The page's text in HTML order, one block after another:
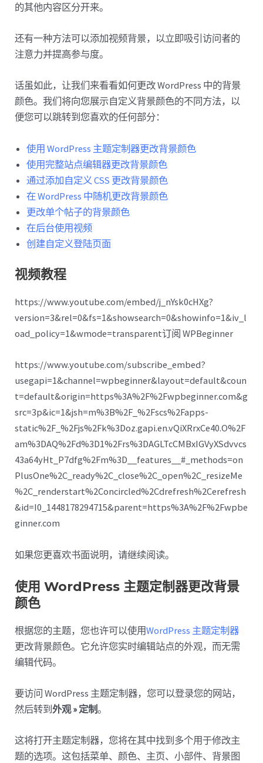
的其他内容区分开来。
还有一种方法可以添加视频背景，以立即吸引访问者的
注意力并提高参与度。
话虽如此，让我们来看看如何更改 WordPress 中的背景
颜色。我们将向您展示自定义背景颜色的不同方法，以
便您可以跳转到您喜欢的任何部分：
使用 WordPress 主题定制器更改背景颜色
使用完整站点编辑器更改背景颜色
通过添加自定义 CSS 更改背景颜色
在 WordPress 中随机更改背景颜色
更改单个帖子的背景颜色
在后台使用视频
创建自定义登陆页面
视频教程
https://www.youtube.com/embed/j_nYsk0cHXg?
version=3&rel=0&fs=1&showsearch=0&showinfo=1&iv_l
oad_policy=1&wmode=transparent订阅 WPBeginner
https://www.youtube.com/subscribe_embed?
usegapi=1&channel=wpbeginner&layout=default&coun
t=default&origin=https%3A%2F%2Fwpbeginner.com&g
src=3p&ic=1&jsh=m%3B%2F_%2Fscs%2Fapps-
static%2F_%2Fjs%2Fk%3Doz.gapi.en.vQiXRrxCe40.O%2F
am%3DAQ%2Fd%3D1%2Frs%3DAGLTcCMBxIGVyXSdvvcs
43a64yHt_P7dfg%2Fm%3D__features__#_methods=on
PlusOne%2C_ready%2C_close%2C_open%2C_resizeMe
%2C_renderstart%2Concircled%2Cdrefresh%2Cerefresh
&id=I0_1448178294715&parent=https%3A%2F%2Fwpbe
ginner.com
如果您更喜欢书面说明，请继续阅读。
使用 WordPress 主题定制器更改背景
颜色
根据您的主题，您也许可以使用WordPress 主题定制器
更改背景颜色。它允许您实时编辑站点的外观，而无需
编辑代码。
要访问 WordPress 主题定制器，您可以登录您的网站，
然后转到外观 » 定制。
这将打开主题定制器，您将在其中找到多个用于修改主
题的选项。这包括菜单、颜色、主页、小部件、背景图